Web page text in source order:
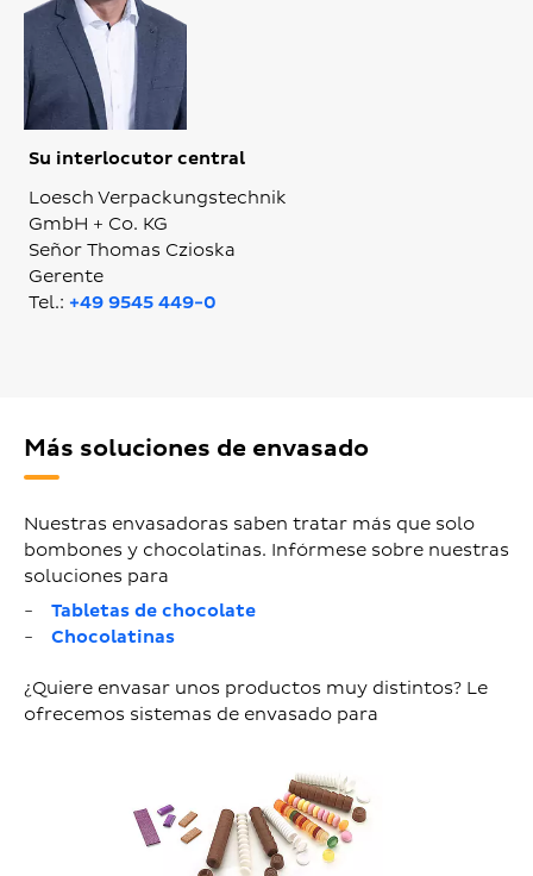
Su interlocutor central
Loesch Verpackungstechnik
GmbH + Co. KG
Señor Thomas Czioska
Gerente
Tel.: +49 9545 449-0
Más soluciones de envasado
Nuestras envasadoras saben tratar más que solo
bombones y chocolatinas. Infórmese sobre nuestras
soluciones para
Tabletas de chocolate
Chocolatinas
¿Quiere envasar unos productos muy distintos? Le
ofrecemos sistemas de envasado para